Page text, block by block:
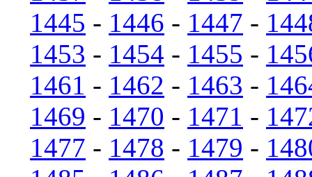
1445 - 1446 - 1447 -
1453 - 1454 - 1455 -
1461 - 1462 - 1463 -
1469 - 1470 - 1471 -
1477 - 1478 - 1479 -